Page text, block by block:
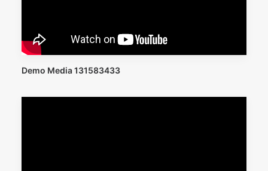
Demo Media 131583433